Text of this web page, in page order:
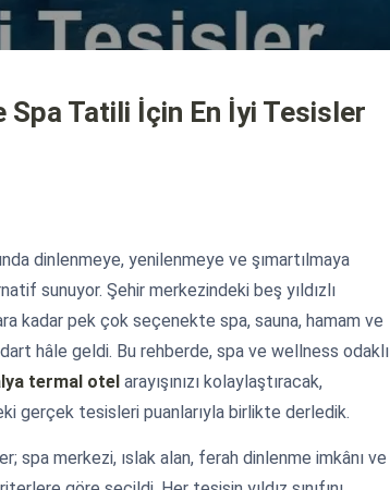
Spa Tatili İçin En İyi Tesisler
dinlenmeye, yenilenmeye ve şımartılmaya
sunuyor. Şehir merkezindeki beş yıldızlı
kadar pek çok seçenekte spa, sauna, hamam ve
hâle geldi. Bu rehberde, spa ve wellness odaklı
termal otel arayışınızı kolaylaştıracak,
gerçek tesisleri puanlarıyla birlikte derledik.
spa merkezi, ıslak alan, ferah dinlenme imkânı ve